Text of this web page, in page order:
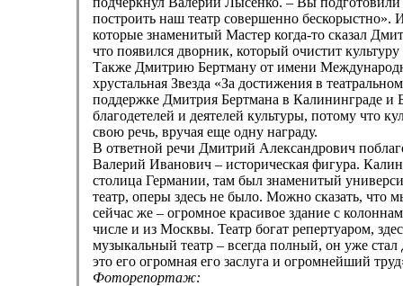
построить наш театр совершенно
которые знаменитый Мастер когда-то сказал
что появился дворник, который очистит
Также Дмитрию Бертману от имени
хрустальная Звезда «За достижения в
поддержке Дмитрия Бертмана в Калининграде и
благодетелей и деятелей культуры, потому что
свою речь, вручая еще одну награду.
В ответной речи Дмитрий Александрович
Валерий Иванович – историческая фигура.
столица Германии, там был знаменитый
театр, оперы здесь не было. Можно сказать, что
сейчас же – огромное красивое здание с
числе и из Москвы. Театр богат репертуаром,
музыкальный театр – всегда полный, он уже
это его огромная его заслуга и огромнейший
Фоторепортаж: